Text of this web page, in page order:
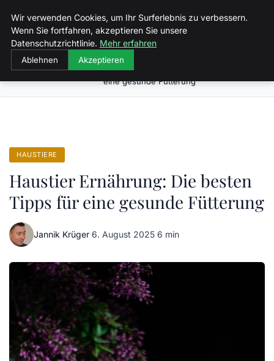
Malzminden
Haustier Ernährung: Die besten Tipps für
eine gesunde Fütterung
HAUSTIERE
Haustier Ernährung: Die besten
Tipps für eine gesunde Fütterung
Jannik Krüger·6. August 2025·6 min
Wir verwenden Cookies, um Ihr Surferlebnis zu verbessern.
Wenn Sie fortfahren, akzeptieren Sie unsere
Datenschutzrichtlinie. Mehr erfahren
Ablehnen Akzeptieren